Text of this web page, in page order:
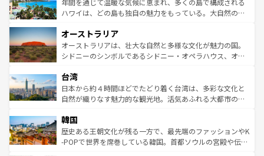
西部には大自然が広がり、グランドキャニオンやイエロー
部のニューオーリンズでは、音楽と美食が融合した独特の
文化が魅力。旅行者はアメリカの各地域で異なる魅力を楽
しみながら、その多様性と豊かな歴史を感じることができ
ならではの贅沢な旅のスタイルだ。 なお、新着のアメリカ
情報はコンテンツ一覧を参照してほしい。
年間を通じて温暖な気候に恵まれ、多くの島で構成される
ハワイは、どの島も独自の魅力をもっている。大自然の神
ワイ島は見逃せない。また、定番の観光地といえばオアフ
島だが、静かな自然を求めるならマウイ島やカウアイ島が
おすすめ。エメラルドグリーンに輝く海をはじめ、豊かな
れるおもてなしの心で訪れる人々を迎えてくれるハワイの
人々、おいしいローカルフードやハワイアンミュージッ
ク、伝統的なフラダンスなど、すべてがハワイの魅力を彩
ワイを、存分に味わってほしい。 なお、新着のハワイ情報
はコンテンツ一覧を参照してほしい。
オーストラリア
オーストラリアは、壮大な自然と多様な文化が魅力の国。
シドニーのシンボルであるシドニー・オペラハウス、オー
リアリーフや大陸中央部にそびえるウルル（エアーズロッ
ク）、タスマニアの美しい原生林やケアンズの熱帯雨林な
ど、見どころがたくさん。また、カフェやワイン、オージ
いる。アクティビティも充実しており、サーフィンやダイ
ビング、ハイキングなど、アウトドア好きにはたまらな
い。オーストラリアの多彩な魅力を存分に味わいつくそ
台湾
日本から約４時間ほどでたどり着く台湾は、多彩な文化と
自然が織りなす魅力的な観光地。活気あふれる大都市の台
ン）、静ひつな山岳地帯である台湾東部など、都市の喧騒
と山間の静けさが共存しており、訪れる人に新しい発見と
驚きをもたらしてくれる。また、奥深い台湾の食文化も魅
韓国
歴史ある王朝文化が残る一方で、最先端のファッションやK
-POPで世界を席巻している韓国。首都ソウルの宮殿や伝統